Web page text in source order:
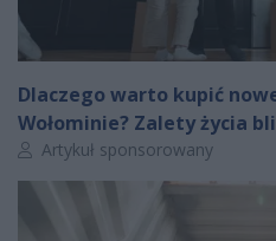
Dlaczego warto kupić
Wołominie? Zalety życia
Autor artykułu:
Artykuł sponsorowany